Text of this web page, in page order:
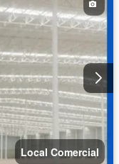
Local Comercial